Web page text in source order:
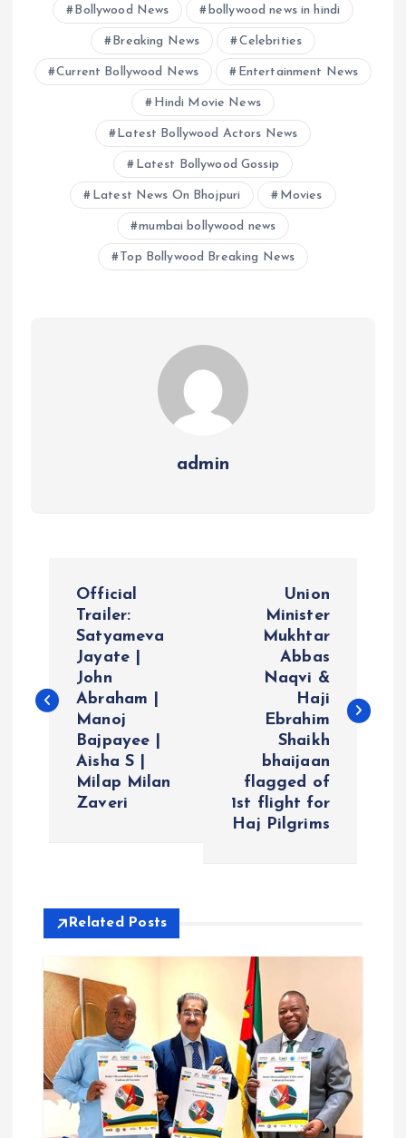
Bollywood News bollywood news in hindi
Breaking News Celebrities
Current Bollywood News Entertainment News
Hindi Movie News
Latest Bollywood Actors News
Latest Bollywood Gossip
Latest News On Bhojpuri Movies
mumbai bollywood news
Top Bollywood Breaking News
admin
t
g
a
t
o
Official
Trailer:
Satyameva
Jayate |
John
Abraham |
Manoj
Bajpayee |
Aisha S |
Milap Milan
Zaveri
Union
Minister
Mukhtar
Abbas
Naqvi &
Haji
Ebrahim
Shaikh
bhaijaan
flagged of
1st flight for
Haj Pilgrims
Related Posts